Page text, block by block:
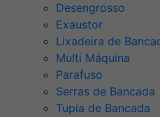
Desengrosso
Exaustor
Lixadeira de
Multi Máquina
Parafuso
Serras de Bancada
Tupia de Bancada